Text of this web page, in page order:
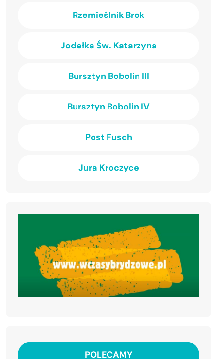
Rzemieślnik Brok
Jodełka Św. Katarzyna
Bursztyn Bobolin III
Bursztyn Bobolin IV
Post Fusch
Jura Kroczyce
POLECAMY